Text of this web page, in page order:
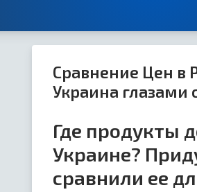
Сравнение Цен в
Украина глазами
Где продукты
Украине?
сравнили ее